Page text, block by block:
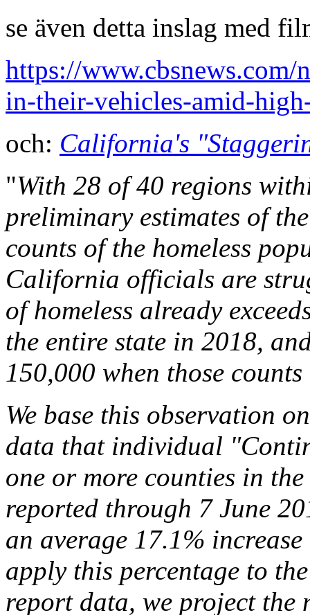
se även detta inslag med
https://www.cbsnews.com/
in-their-vehicles-amid-
och: California's
"With 28 of 40 regions
preliminary estimates of
counts of the homeless
California officials are
of homeless already
the entire state in 2018,
150,000 when those
We base this observation
data that individual
one or more counties in
reported through 7 June
an average 17.1%
apply this percentage to
report data, we project the